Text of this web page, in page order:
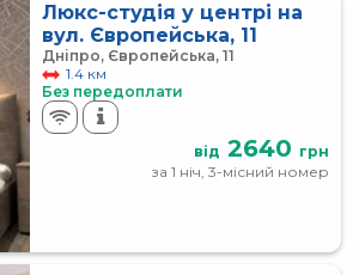
Люкс-студія у центрі на
вул. Європейська, 11
Дніпро, Європейська, 11
1.4 км
Без передоплати
від 2640 грн
за 1 ніч, 3-місний номер